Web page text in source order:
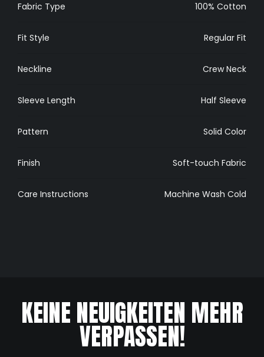
Fabric Type 100% Cotton
Fit Style Regular Fit
Neckline Crew Neck
Sleeve Length Half Sleeve
Pattern Solid Color
Finish Soft-touch Fabric
Care Instructions Machine Wash Cold
KEINE NEUIGKEITEN MEHR
VERPASSEN!